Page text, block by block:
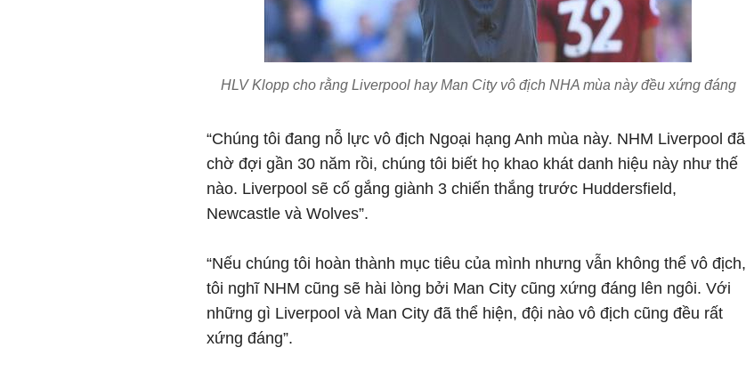
HLV Klopp cho rằng Liverpool hay Man City vô địch NHA mùa này đều xứng đáng
“Chúng tôi đang nỗ lực vô địch Ngoại hạng Anh mùa này. NHM Liverpool đã
chờ đợi gần 30 năm rồi, chúng tôi biết họ khao khát danh hiệu này như thế
nào. Liverpool sẽ cố gắng giành 3 chiến thắng trước Huddersfield,
Newcastle và Wolves”.
“Nếu chúng tôi hoàn thành mục tiêu của mình nhưng vẫn không thể vô địch,
tôi nghĩ NHM cũng sẽ hài lòng bởi Man City cũng xứng đáng lên ngôi. Với
những gì Liverpool và Man City đã thể hiện, đội nào vô địch cũng đều rất
xứng đáng”.